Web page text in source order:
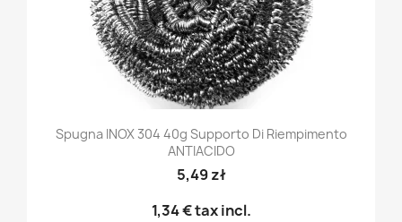
Spugna INOX 304 40g Supporto Di Riempimento
ANTIACIDO
5,49 zł
1,34 €tax incl.